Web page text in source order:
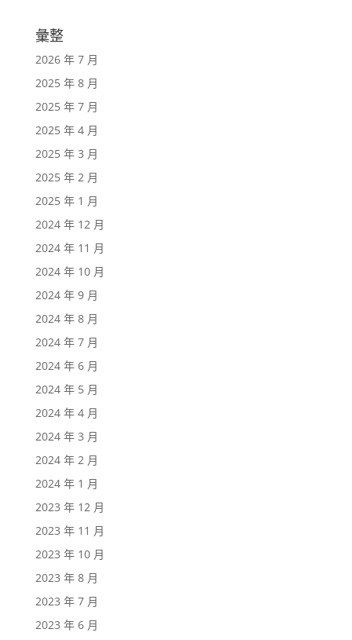
彙整
2026 年 7 月
2025 年 8 月
2025 年 7 月
2025 年 4 月
2025 年 3 月
2025 年 2 月
2025 年 1 月
2024 年 12 月
2024 年 11 月
2024 年 10 月
2024 年 9 月
2024 年 8 月
2024 年 7 月
2024 年 6 月
2024 年 5 月
2024 年 4 月
2024 年 3 月
2024 年 2 月
2024 年 1 月
2023 年 12 月
2023 年 11 月
2023 年 10 月
2023 年 8 月
2023 年 7 月
2023 年 6 月